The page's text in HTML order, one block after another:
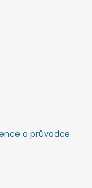
a průvodce